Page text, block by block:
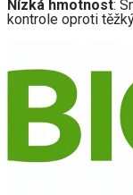
Nízká hmotnost:
kontrole oproti